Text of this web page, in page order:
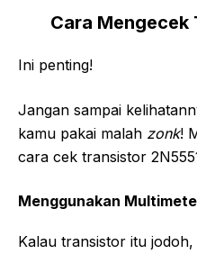
Cara Mengecek
Ini penting!
Jangan sampai
kamu pakai malah zonk!
cara cek transistor
Menggunakan
Kalau transistor itu